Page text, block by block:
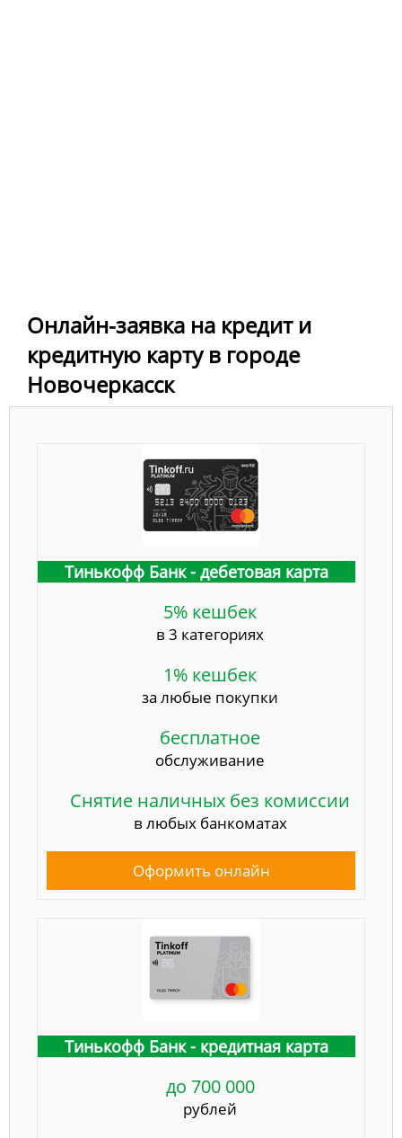
Онлайн-заявка на кредит и
кредитную карту в городе
Новочеркасск
Тинькофф Банк - дебетовая карта
5% кешбек
в 3 категориях
1% кешбек
за любые покупки
бесплатное
обслуживание
Снятие наличных без комиссии
в любых банкоматах
Оформить онлайн
Тинькофф Банк - кредитная карта
до 700 000
рублей